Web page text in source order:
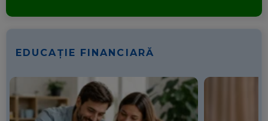
EDUCAȚIE FINANCIARĂ